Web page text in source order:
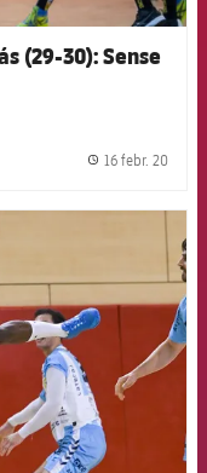
(29-30): Sense
16 febr. 20